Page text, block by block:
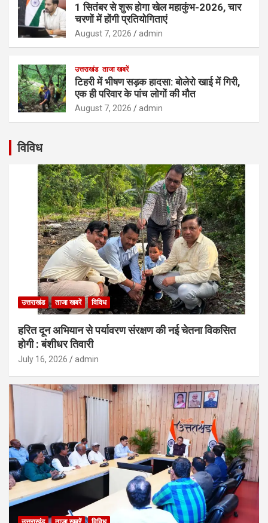
1 सितंबर से शुरू होगा खेल महाकुंभ-2026, चार
चरणों में होंगी प्रतियोगिताएं
August 7, 2026 admin
उत्तराखंड ताजा खबरें
टिहरी में भीषण सड़क हादसा: बोलेरो खाई में गिरी,
एक ही परिवार के पांच लोगों की मौत
August 7, 2026 admin
विविध
उत्तराखंड ताजा खबरें विविध
हरित दून अभियान से पर्यावरण संरक्षण की नई चेतना विकसित
होगी : बंशीधर तिवारी
July 16, 2026 admin